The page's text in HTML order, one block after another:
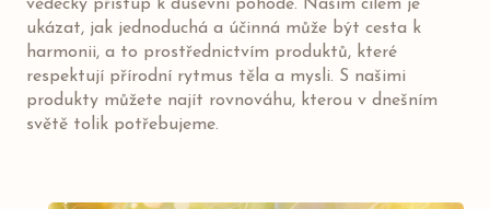
vědecký přístup k duševní pohodě. Naším cílem je
ukázat, jak jednoduchá a účinná může být cesta k
harmonii, a to prostřednictvím produktů, které
respektují přírodní rytmus těla a mysli. S našimi
produkty můžete najít rovnováhu, kterou v dnešním
světě tolik potřebujeme.